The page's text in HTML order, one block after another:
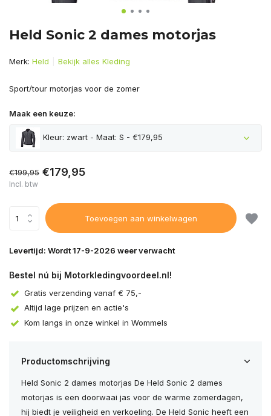
Held Sonic 2 dames motorjas
Merk: Held Bekijk alles Kleding
Sport/tour motorjas voor de zomer
Maak een keuze:
Kleur: zwart - Maat: S - €179,95
€199,95 €179,95
Incl. btw
Toevoegen aan winkelwagen
Levertijd: Wordt 17-9-2026 weer verwacht
Bestel nú bij Motorkledingvoordeel.nl!
Gratis verzending vanaf € 75,-
Altijd lage prijzen en actie's
Kom langs in onze winkel in Wommels
Productomschrijving
Held Sonic 2 dames motorjas De Held Sonic 2 dames
motorjas is een doorwaai jas voor de warme zomerdagen,
hij biedt je veiligheid en verkoeling. De Held Sonic heeft een